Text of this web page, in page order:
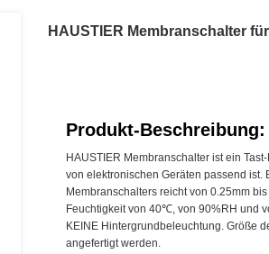
HAUSTIER Membranschalter
Produkt-Beschreibung:
HAUSTIER Membranschalter ist ein
von elektronischen Geräten passend ist.
Membranschalters reicht von 0.25mm
Feuchtigkeit von 40℃, von 90%RH und
KEINE Hintergrundbeleuchtung. Größe
angefertigt werden.